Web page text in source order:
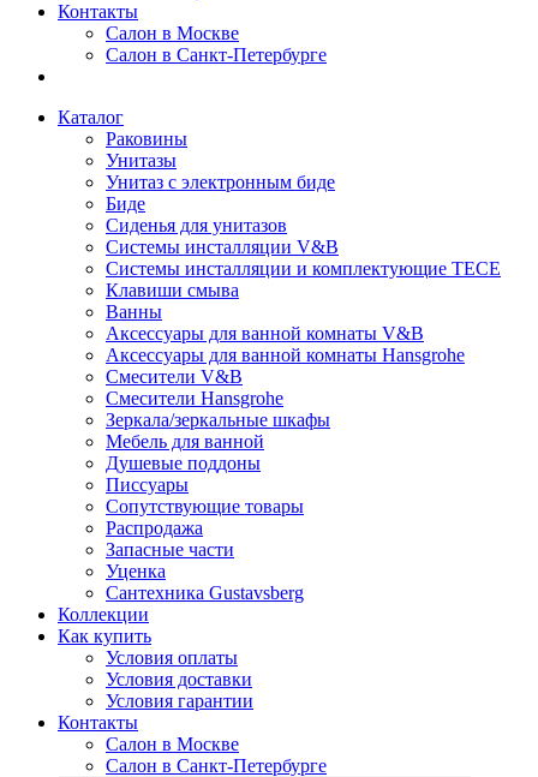
Контакты
Салон в Москве
Салон в Санкт-Петербурге
Каталог
Раковины
Унитазы
Унитаз с электронным биде
Биде
Сиденья для унитазов
Системы инсталляции V&B
Системы инсталляции и комплектующие TECE
Клавиши смыва
Ванны
Аксессуары для ванной комнаты V&B
Аксессуары для ванной комнаты Hansgrohe
Смесители V&B
Смесители Hansgrohe
Зеркала/зеркальные шкафы
Мебель для ванной
Душевые поддоны
Писсуары
Сопутствующие товары
Распродажа
Запасные части
Уценка
Сантехника Gustavsberg
Коллекции
Как купить
Условия оплаты
Условия доставки
Условия гарантии
Контакты
Салон в Москве
Салон в Санкт-Петербурге